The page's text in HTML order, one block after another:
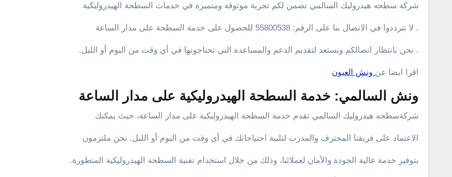
شركة سطحه هيدروليك السالمي تضمن لكم تجربة موثوقة ومتميزة في خدمات السطحة الهيدروليكية
. لا تترددوا في الاتصال بنا على الرقم: 55800538 للحصول على خدمة السطحة على مدار الساعة
. نحن بانتظار اتصالكم ونستعد لتقديم الدعم والمساعدة التي تحتاجونها في أي وقت من اليوم أو الليل.
اقرا ايضا عن ونش العيون
ونش السالمي: خدمة السطحة الهيدروليكية على مدار الساعة
شركةسطحه هيدروليك السالمي تقدم خدمة السطحة الهيدروليكية على مدار الساعة، حيث يمكنك
الاعتماد على فريقنا المحترف والمدرب لتلبية احتياجاتك في أي وقت من اليوم أو الليل. نحن ملتزمون
بتوفير خدمة عالية الجودة والأمان لعملائنا، وذلك من خلال استخدام تقنية السطحة الهيدروليكية المتطورة.